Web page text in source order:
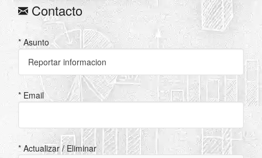
Contacto
* Asunto
* Email
* Actualizar / Eliminar